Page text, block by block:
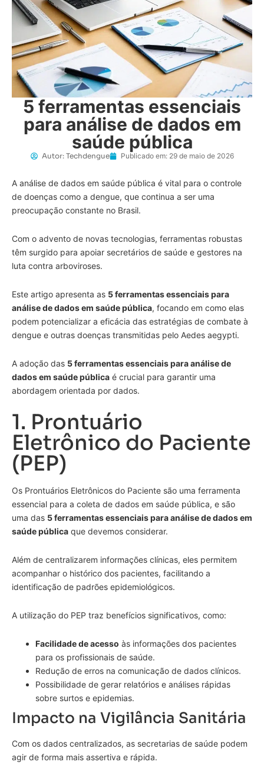
5 ferramentas essenciais
para análise de dados em
saúde pública
Autor:Techdengue Publicado em: 29 de maio de 2026
A análise de dados em saúde pública é vital para o controle
de doenças como a dengue, que continua a ser uma
preocupação constante no Brasil.
Com o advento de novas tecnologias, ferramentas robustas
têm surgido para apoiar secretários de saúde e gestores na
luta contra arboviroses.
Este artigo apresenta as 5 ferramentas essenciais para
análise de dados em saúde pública, focando em como elas
podem potencializar a eficácia das estratégias de combate à
dengue e outras doenças transmitidas pelo Aedes aegypti.
A adoção das 5 ferramentas essenciais para análise de
dados em saúde pública é crucial para garantir uma
abordagem orientada por dados.
1. Prontuário
Eletrônico do Paciente
(PEP)
Os Prontuários Eletrônicos do Paciente são uma ferramenta
essencial para a coleta de dados em saúde pública, e são
uma das 5 ferramentas essenciais para análise de dados em
saúde pública que devemos considerar.
Além de centralizarem informações clínicas, eles permitem
acompanhar o histórico dos pacientes, facilitando a
identificação de padrões epidemiológicos.
A utilização do PEP traz benefícios significativos, como:
Facilidade de acesso às informações dos pacientes
para os profissionais de saúde.
Redução de erros na comunicação de dados clínicos.
Possibilidade de gerar relatórios e análises rápidas
sobre surtos e epidemias.
Impacto na Vigilância Sanitária
Com os dados centralizados, as secretarias de saúde podem
agir de forma mais assertiva e rápida.